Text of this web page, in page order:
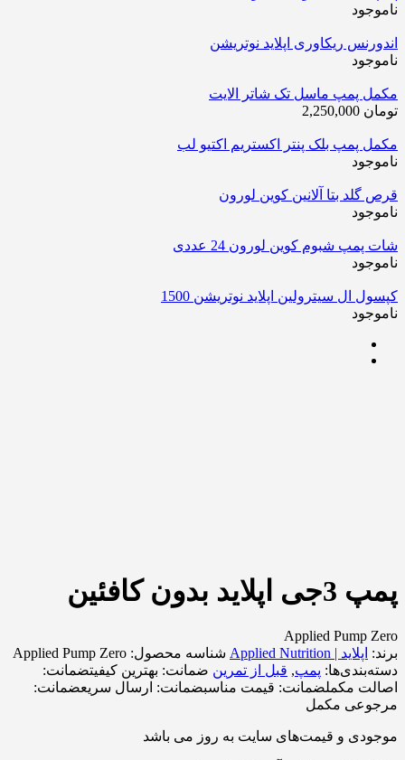
ناموجود
اندورنس ریکاوری اپلاید نوتریشن
ناموجود
مکمل پمپ ماسل تک شاتر الایت
تومان
مکمل پمپ بلک پنتر اکستریم اکتیو لب
ناموجود
قرص گلد بتا آلانین کوین لورون
ناموجود
شات پمپ شبوم کوین لورون 24 عددی
ناموجود
کپسول ال سیترولین اپلاید نوتریشن 1500
ناموجود
پمپ 3جی اپلاید بدون کافئین
Applied Pump Zero
برند: اپلاید | Applied Nutrition شناسه محصول: Applied Pump Zero
دسته‌بندی‌ها: پمپ, قبل از تمرین ضمانت: بهترین کیفیتضمانت:
اصالت مکملضمانت: قیمت مناسبضمانت: ارسال سریعضمانت:
مرجوعی مکمل
موجودی و قیمت‌های سایت به روز می باشد